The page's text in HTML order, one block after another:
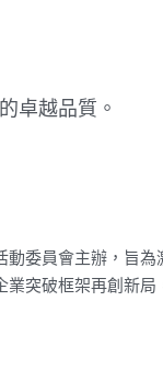
卓越品質。
委員會主辦，旨
突破框架再創新局